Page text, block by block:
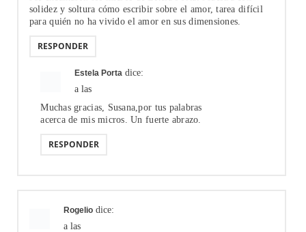
solidez y soltura cómo escribir sobre el amor, tarea difícil
para quién no ha vivido el amor en sus dimensiones.
RESPONDER
Estela Porta dice:
a las
Muchas gracias, Susana,por tus palabras
acerca de mis micros. Un fuerte abrazo.
RESPONDER
Rogelio dice:
a las